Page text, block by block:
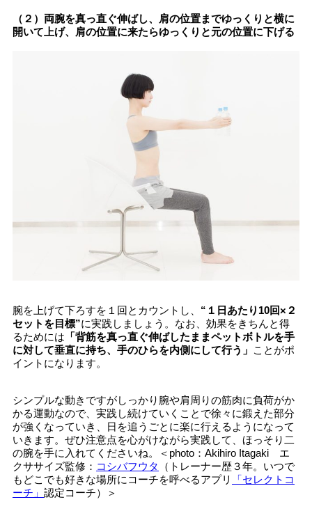
（２）両腕を真っ直ぐ伸ばし、肩の位置までゆっくりと横に
開いて上げ、肩の位置に来たらゆっくりと元の位置に下げる
腕を上げて下ろすを１回とカウントし、 “１日あたり10回×２
セットを目標”に実践しましょう。なお、効果をきちんと得
るためには 「背筋を真っ直ぐ伸ばしたままペットボトルを手
に対して垂直に持ち、手のひらを内側にして行う」 ことがポ
イントになります。
シンプルな動きですがしっかり腕や肩周りの筋肉に負荷がか
かる運動なので、実践し続けていくことで徐々に鍛えた部分
が強くなっていき、日を追うごとに楽に行えるようになって
いきます。ぜひ注意点を心がけながら実践して、ほっそり二
の腕を手に入れてくださいね。＜photo：Akihiro Itagaki エ
クササイズ監修： コシバフウタ
（トレーナー歴３年。いつで
もどこでも好きな場所にコーチを呼べるアプリ
「セレクトコ
ーチ」 認定コーチ）＞